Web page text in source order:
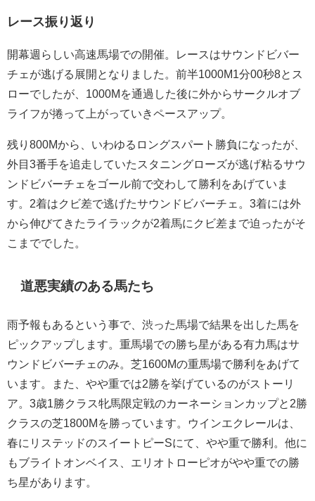
レース振り返り
開幕週らしい高速馬場での開催。レースはサウンドビバー
チェが逃げる展開となりました。前半1000M1分00秒8とス
ローでしたが、1000Mを通過した後に外からサークルオブ
ライフが捲って上がっていきペースアップ。
残り800Mから、いわゆるロングスパート勝負になったが、
外目3番手を追走していたスタニングローズが逃げ粘るサウ
ンドビバーチェをゴール前で交わして勝利をあげていま
す。2着はクビ差で逃げたサウンドビバーチェ。3着には外
から伸びてきたライラックが2着馬にクビ差まで迫ったがそ
こまででした。
道悪実績のある馬たち
雨予報もあるという事で、渋った馬場で結果を出した馬を
ピックアップします。重馬場での勝ち星がある有力馬はサ
ウンドビバーチェのみ。芝1600Mの重馬場で勝利をあげて
います。また、やや重では2勝を挙げているのがストーリ
ア。3歳1勝クラス牝馬限定戦のカーネーションカップと2勝
クラスの芝1800Mを勝っています。ウインエクレールは、
春にリステッドのスイートピーSにて、やや重で勝利。他に
もブライトオンベイス、エリオトローピオがやや重での勝
ち星があります。